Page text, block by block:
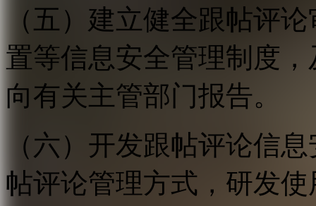
（五）建立健全跟帖评
置等信息安全管理制度
向有关主管部门报告。
（六）开发跟帖评论信
帖评论管理方式，研发